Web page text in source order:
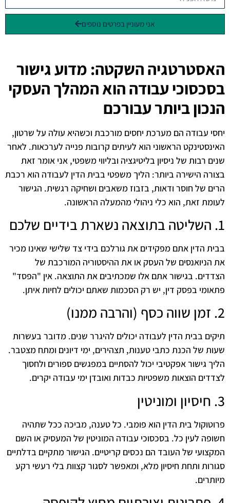
אני מעוניין בפרטים נוספים
האסטרטגיה השקטה: מדוע גישור
בסכסוכי עבודה הוא המהלך העסקי
הנכון ביותר עבורכם
יחסי עבודה הם מערכת יחסים מורכבת וכשהיא עולה על שרטון,
האינסטינקט הראשוני הוא לעיתים קרובות פנייה לערכאות. לאחר
שנים רבות של ניסיון בליטיגציה ובליווי משפטי, אני אומר זאת
בצורה הישירה ביותר: הליך משפטי בבית הדין לעבודה הוא רכבת
הרים של חוסר ודאות, בזבוז משאבים ושחיקה רגשית. הגישור
לעומת זאת, הוא כלי ניהולי מהמעלה הראשונה.
1. השליטה בתוצאה נשארת בידיים שלכם
בבית הדין אתם מפקידים את גורלכם בידי צד שלישי שאינו מכיר
את הניואנסים של העסק או את ההיסטוריה המורכבת של
הצדדים. בגישור אתם אלו שמכתיבים את התוצאה. אין "הפסד"
פתאומי בפסק דין, יש רק הסכמות שאתם יכולים לחיות איתן.
2. זמן שווה כסף (והרבה ממנו)
תיקים בבית הדין לעבודה יכולים להיגרר שנים. מדובר בעשרות
שעות של הכנת כתבי טענות, תצהירים, ימי דיונים ומתח מצטבר.
הליך גישור אפקטיבי יכול להסתיים במפגשים ספורים ולחסוך
לצדדים הוצאות משפטיות כבדות ואובדן ימי עבודה יקרים.
3. חיסיון ומוניטין
פרוטוקול בית הדין הוא פומבי. כל טענה, מביכה ככל שתהיה
חשופה לעין כל. בסכסוכי עבודה המוניטין של המעסיק או השם
המקצועי של העובד הם נכסים קריטיים. הגישור מתקיים בדלתיים
סגורות ותחת חיסיון מלא, ומאפשר לסגור קצוות בלי רעשי רקע
מיותרים.